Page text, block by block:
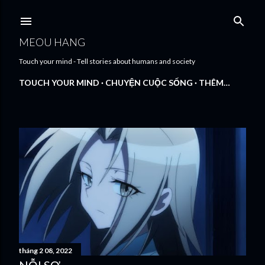
MEOU HANG
Touch your mind - Tell stories about humans and society
TOUCH YOUR MIND CHUYỆN CUỘC SỐNG THÊM…
B
à
i
đ
ă
tháng 2 08, 2022